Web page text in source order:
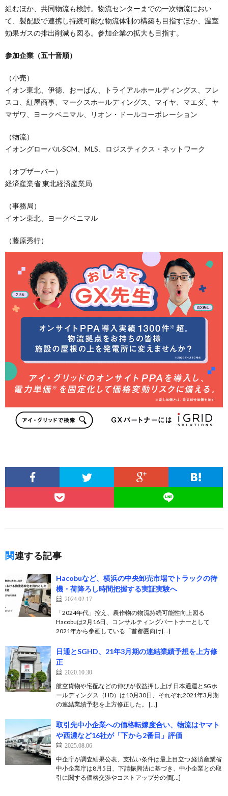
組むほか、共同物流も検討。物流センターまでの一次物流におい
て、製配販で連携し持続可能な物流体制の構築も目指すほか、温室
効果ガスの排出削減も図る。参加企業の拡大も目指す。
参加企業（五十音順）
（小売）
イオン東北、伊徳、おーばん、トライアルホールディングス、フレ
スコ、紅屋商事、マークスホールディングス、マイヤ、マエダ、ヤ
マザワ、ヨークベニマル、リオン・ドールコーポレーション
（物流）
イオングローバルSCM、MLS、ロジスティクス・ネットワーク
（オブザーバー）
経済産業省 東北経済産業局
（事務局）
イオン東北、ヨークベニマル
（藤原秀行）
関連する記事
Hacobuなど、横浜の中央卸売市場でトラックの待
機・荷降ろし時間把握する実証実験へ
2024.02.17
「2024年代」控え、農作物の物流持続可能性向上図る
Hacobuは2月16日、コンサルティングパートナーとして
2021年から参画している「首都圏向け[…]
日通とSGHD、21年3月期の連結業績予想を上方修
正
2020.10.30
航空貨物や宅配などの伸びが収益押し上げ 日本通運とSGホ
ールディングス（HD）は10月30日、それぞれ2021年3月期
の連結業績予想を上方修正した。 […]
取引先中小企業への価格転嫁度合い、物流はヤマト
や西濃など16社が「下から2番目」評価
2025.08.06
中企庁が調査結果公表、支払い条件は最上目立つ 経済産業省
中小企業庁は8月5日、下請振興法に基づき、中小企業との取
引に関する価格交渉やコストアップ分の価[…]